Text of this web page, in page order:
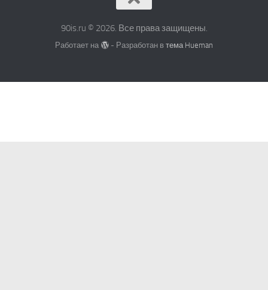
90is.ru © 2026. Все права защищены.
Работает на - Разработан в тема Hueman